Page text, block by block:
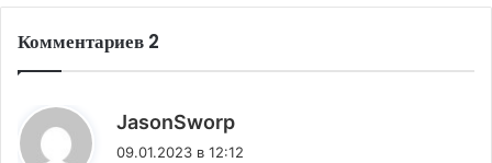
Комментариев 2
JasonSworp
09.01.2023 в 12:12